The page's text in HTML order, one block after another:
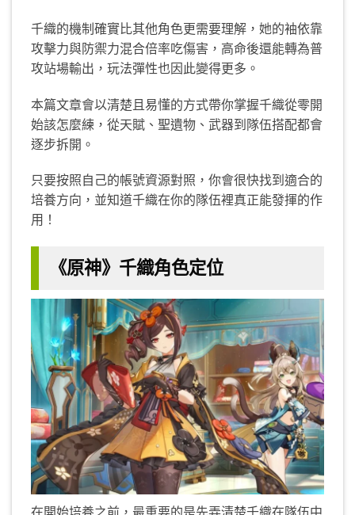
千織的機制確實比其他角色更需要理解，她的袖依靠
攻擊力與防禦力混合倍率吃傷害，高命後還能轉為普
攻站場輸出，玩法彈性也因此變得更多。
本篇文章會以清楚且易懂的方式帶你掌握千織從零開
始該怎麼練，從天賦、聖遺物、武器到隊伍搭配都會
逐步拆開。
只要按照自己的帳號資源對照，你會很快找到適合的
培養方向，並知道千織在你的隊伍裡真正能發揮的作
用！
《原神》千織角色定位
在開始培養之前，最重要的是先弄清楚千織在隊伍中